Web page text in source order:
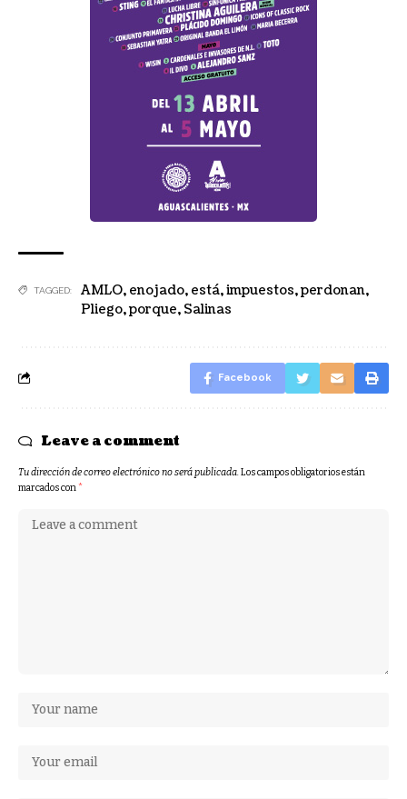
TAGGED: AMLO, enojado, está,impuestos,perdonan,
Pliego,porque, Salinas
Facebook
Leave a comment
Tu dirección de correo electrónico no será publicada. Los campos obligatorios están
marcados con *